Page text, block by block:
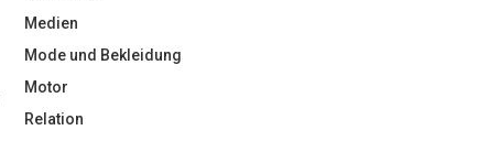
Medien
Mode und Bekleidung
Motor
Relation